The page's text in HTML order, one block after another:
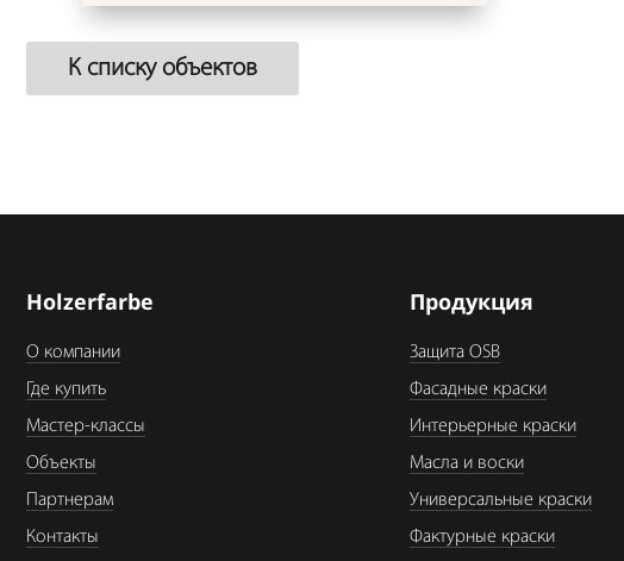
К списку объектов
Holzerfarbe
О компании
Где купить
Мастер-классы
Объекты
Партнерам
Контакты
Продукция
Защита OSB
Фасадные краски
Интерьерные краски
Масла и воски
Универсальные краски
Фактурные краски